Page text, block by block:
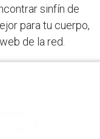
sinfín de
para tu cuerpo,
de la red.